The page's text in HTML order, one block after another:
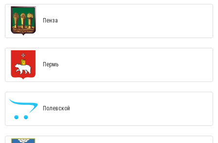
Пенза
Пермь
Полевской